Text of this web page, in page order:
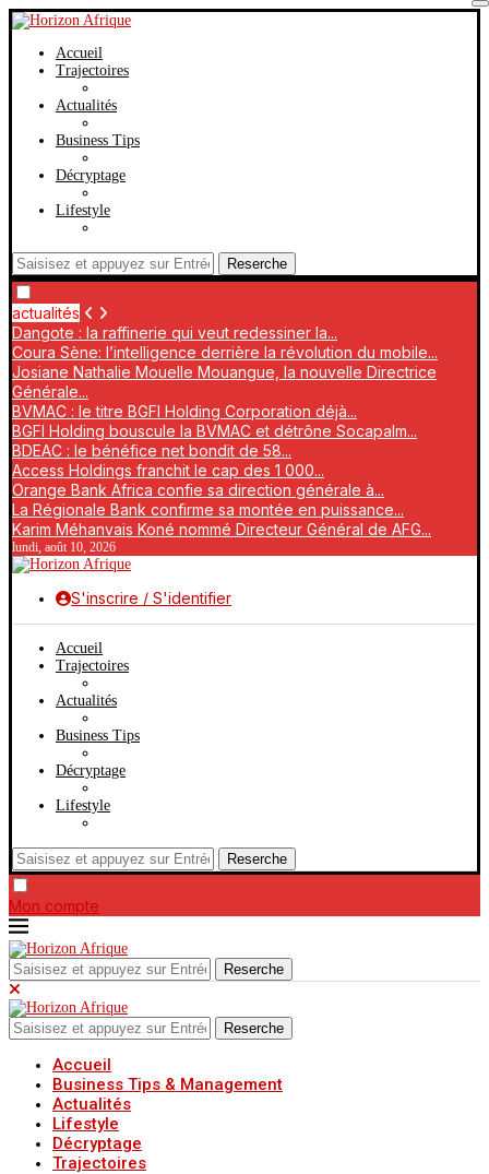
Accueil
Trajectoires
Actualités
Business Tips
Décryptage
Lifestyle
Reserche
actualités
Dangote : la raffinerie qui veut redessiner la...
Coura Sène: l’intelligence derrière la révolution du mobile...
Josiane Nathalie Mouelle Mouangue, la nouvelle Directrice
Générale...
BVMAC : le titre BGFI Holding Corporation déjà...
BGFI Holding bouscule la BVMAC et détrône Socapalm...
BDEAC : le bénéfice net bondit de 58...
Access Holdings franchit le cap des 1 000...
Orange Bank Africa confie sa direction générale à...
La Régionale Bank confirme sa montée en puissance...
Karim Méhanvais Koné nommé Directeur Général de AFG...
lundi, août 10, 2026
S'inscrire / S'identifier
Accueil
Trajectoires
Actualités
Business Tips
Décryptage
Lifestyle
Reserche
Mon compte
Reserche
Reserche
Accueil
Business Tips & Management
Actualités
Lifestyle
Décryptage
Trajectoires